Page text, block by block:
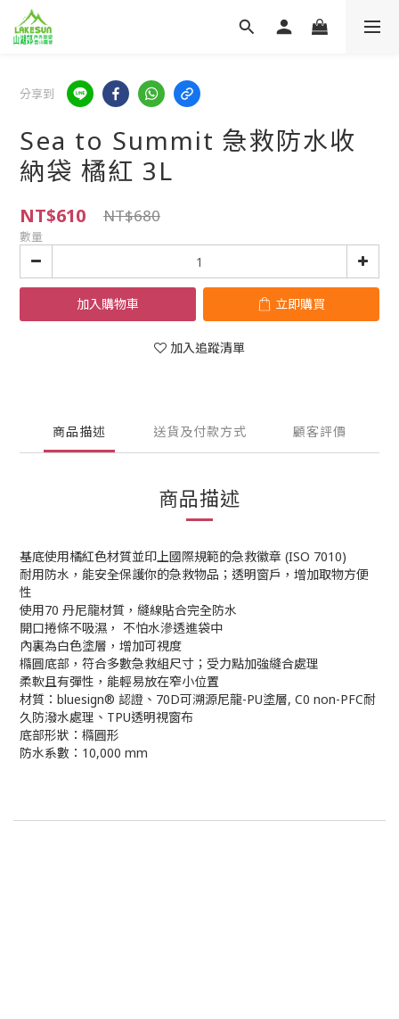
分享到
Sea to Summit 急救防水收
納袋 橘紅 3L
NT$610 NT$680
數量
加入購物車 立即購買
加入追蹤清單
商品描述 送貨及付款方式 顧客評價
商品描述
基底使用橘紅色材質並印上國際規範的急救徽章 (ISO 7010)
耐用防水，能安全保護你的急救物品；透明窗戶，增加取物方便
性
使用70 丹尼龍材質，縫線貼合完全防水
開口捲條不吸濕， 不怕水滲透進袋中
內裏為白色塗層，增加可視度
橢圓底部，符合多數急救組尺寸；受力點加強縫合處理
柔軟且有彈性，能輕易放在窄小位置
材質：bluesign® 認證、70D可溯源尼龍-PU塗層, C0 non-PFC耐
久防潑水處理、TPU透明視窗布
底部形狀：橢圓形
防水系數：10,000 mm